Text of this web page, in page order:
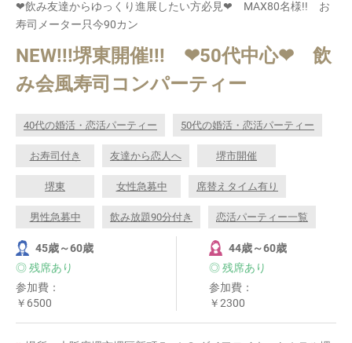
❤飲み友達からゆっくり進展したい方必見❤ MAX80名様!! お
寿司メーター只今90カン
NEW!!!堺東開催!!! ❤50代中心❤ 飲
み会風寿司コンパーティー
40代の婚活・恋活パーティー 50代の婚活・恋活パーティー
お寿司付き 友達から恋人へ 堺市開催
堺東 女性急募中 席替えタイム有り
男性急募中 飲み放題90分付き 恋活パーティー一覧
45歳～60歳
◎ 残席あり
参加費：
￥6500
44歳～60歳
◎ 残席あり
参加費：
￥2300